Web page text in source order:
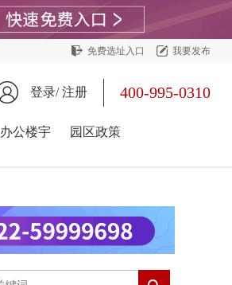
免费选址入口 我要发布
登录/ 注册 400-995-0310
办公楼宇 园区政策